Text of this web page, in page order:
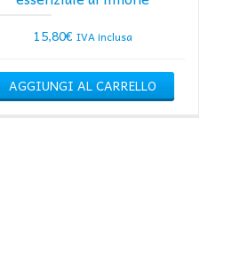
15,80€ IVA inclusa
AGGIUNGI AL CARRELLO